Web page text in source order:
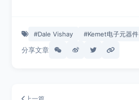
#Dale Vishay #Kemet电子元器件
分享文章